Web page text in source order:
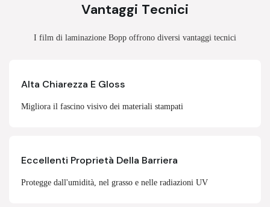
Vantaggi Tecnici
I film di laminazione Bopp offrono diversi vantaggi tecnici
Alta Chiarezza E Gloss
Migliora il fascino visivo dei materiali stampati
Eccellenti Proprietà Della Barriera
Protegge dall'umidità, nel grasso e nelle radiazioni UV